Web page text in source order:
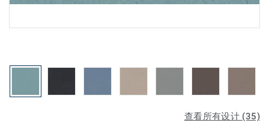
查看所有设计 (35)